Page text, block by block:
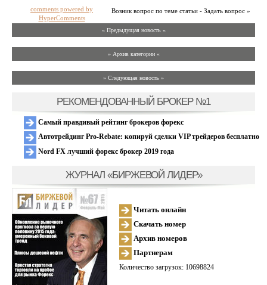
Возник вопрос по теме статьи - Задать вопрос »
comments powered by
HyperComments
« Предыдущая новость «
» Архив категории «
» Следующая новость »
РЕКОМЕНДОВАННЫЙ БРОКЕР №1
Самый правдивый рейтинг брокеров форекс
Автотрейдинг Pro-Rebate: копируй сделки VIP трейдеров бесплатно
Nord FX лучший форекс брокер 2019 года
ЖУРНАЛ «БИРЖЕВОЙ ЛИДЕР»
Читать онлайн
Скачать номер
Архив номеров
Партнерам
Количество загрузок: 10698824